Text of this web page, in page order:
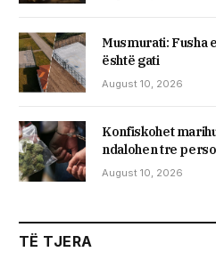
Musmurati: Fusha
është gati
August 10, 2026
Konfiskohet
ndalohen tre
August 10, 2026
TË TJERA